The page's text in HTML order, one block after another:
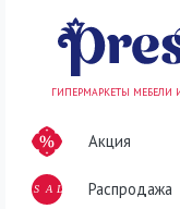
ГИПЕРМАРКЕТЫ МЕБЕЛИ
Акция
SALE Распродажа